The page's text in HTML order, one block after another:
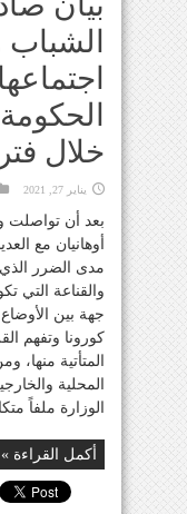
الشباب
خلال
يناير 27, 2021
بعد أن تواصلت
أوهانيان مع
مدى الضرر الذي
والقناعة التي
جهة بين
كورونا وتفهم
المتأتية منها،
المحلية
الوزارة ملفاً
أكمل القراءة »